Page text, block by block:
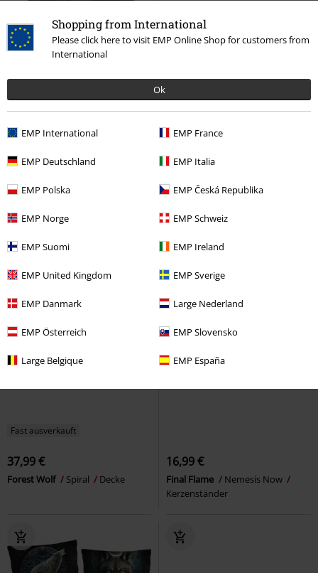
Shopping from International
Please click here to visit EMP Online Shop for customers from
International
Ok
EMP International EMP France
EMP Deutschland EMP Italia
EMP Polska EMP Česká Republika
EMP Norge EMP Schweiz
EMP Suomi EMP Ireland
EMP United Kingdom EMP Sverige
EMP Danmark Large Nederland
EMP Österreich EMP Slovensko
Large Belgique EMP España
Fast ausverkauft
UVP
24,99 €
Black Raven Kerzenhalter
Alchemy England
12,99 €
Enter The Batcave
Fußmatte
Fast ausverkauft
37,99 €
Forest Wolf Spiral Decke
16,99 €
Final Flame
Nemesis Now
Kerzenständer